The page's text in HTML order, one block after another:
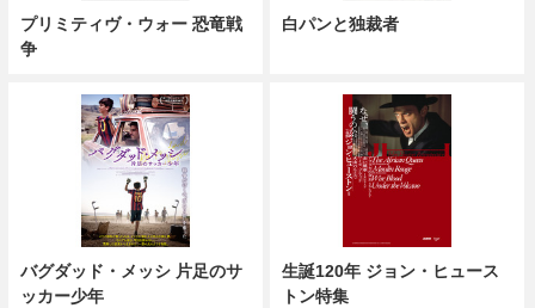
プリミティヴ・ウォー 恐竜戦
争
白パンと独裁者
バグダッド・メッシ 片足のサ
ッカー少年
生誕120年 ジョン・ヒュース
トン特集